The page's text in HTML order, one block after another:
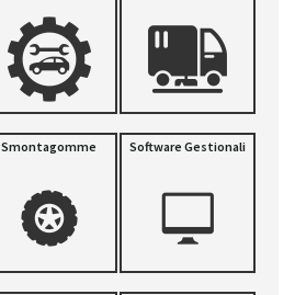
Smontagomme Software Gestionali